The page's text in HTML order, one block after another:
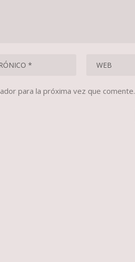
para la próxima vez que comente.